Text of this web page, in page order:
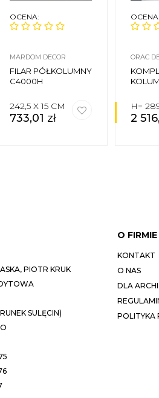
OCENA:
MARDOM DECOR
FILAR PÓŁKOLUMNY
C4000H
242,5 X 15 CM
733,01 zł
OCENA:
ORAC
H=
2
PIOTR KRUK
SULĘCIN)
O FIRMIE
KONTAKT
O NAS
DLA
POLITYKA